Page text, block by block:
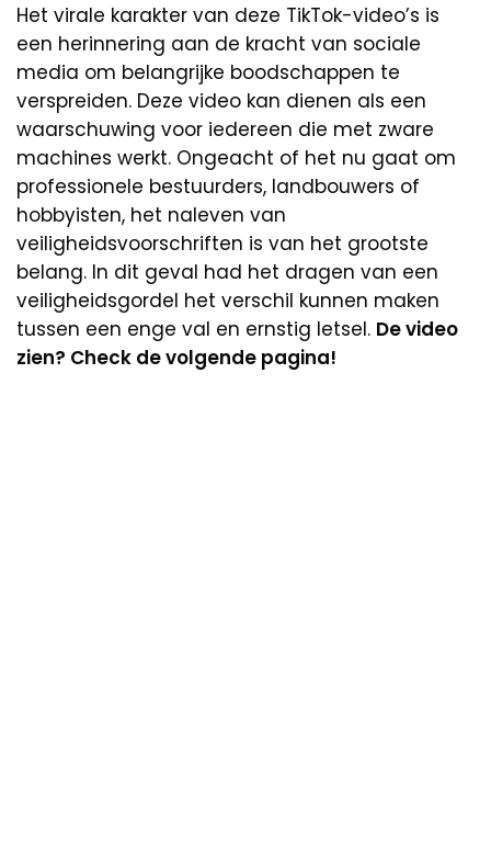
Het virale karakter van deze TikTok-video’s is
een herinnering aan de kracht van sociale
media om belangrijke boodschappen te
verspreiden. Deze video kan dienen als een
waarschuwing voor iedereen die met zware
machines werkt. Ongeacht of het nu gaat om
professionele bestuurders, landbouwers of
hobbyisten, het naleven van
veiligheidsvoorschriften is van het grootste
belang. In dit geval had het dragen van een
veiligheidsgordel het verschil kunnen maken
tussen een enge val en ernstig letsel. De video
zien? Check de volgende pagina!